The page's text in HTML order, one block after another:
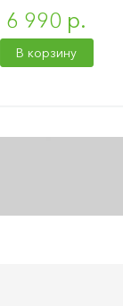
6 990 р.
В корзину